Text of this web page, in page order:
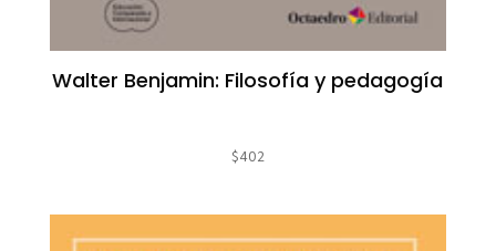
Walter Benjamin: Filosofía y pedagogía
$402